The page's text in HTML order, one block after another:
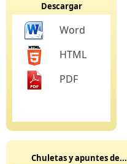
Descargar
Word
HTML
PDF
Chuletas y apuntes de...